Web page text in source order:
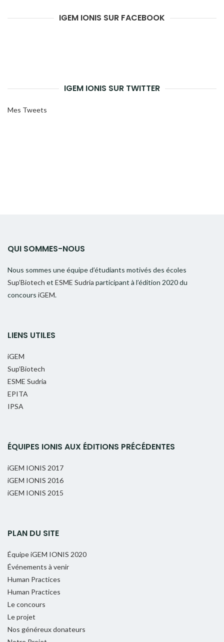
IGEM IONIS SUR FACEBOOK
IGEM IONIS SUR TWITTER
Mes Tweets
QUI SOMMES-NOUS
Nous sommes une équipe d’étudiants motivés des écoles
Sup’Biotech et ESME Sudria participant à l’édition 2020 du
concours iGEM.
LIENS UTILES
iGEM
Sup’Biotech
ESME Sudria
EPITA
IPSA
ÉQUIPES IONIS AUX ÉDITIONS PRÉCÉDENTES
iGEM IONIS 2017
iGEM IONIS 2016
iGEM IONIS 2015
PLAN DU SITE
Équipe iGEM IONIS 2020
Événements à venir
Human Practices
Human Practices
Le concours
Le projet
Nos généreux donateurs